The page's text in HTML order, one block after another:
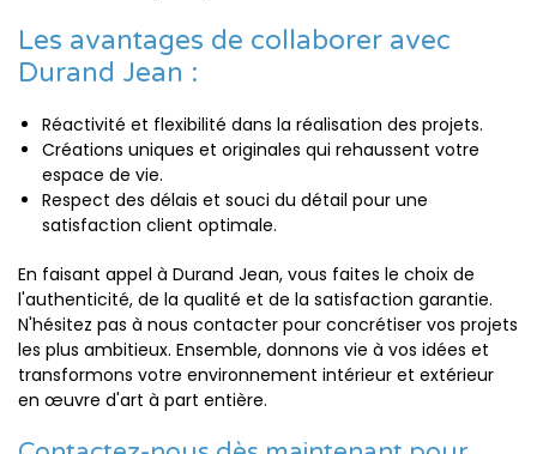
Les avantages de collaborer avec
Durand Jean :
Réactivité et flexibilité dans la réalisation des projets.
Créations uniques et originales qui rehaussent votre
espace de vie.
Respect des délais et souci du détail pour une
satisfaction client optimale.
En faisant appel à Durand Jean, vous faites le choix de
l'authenticité, de la qualité et de la satisfaction garantie.
N'hésitez pas à nous contacter pour concrétiser vos projets
les plus ambitieux. Ensemble, donnons vie à vos idées et
transformons votre environnement intérieur et extérieur
en œuvre d'art à part entière.